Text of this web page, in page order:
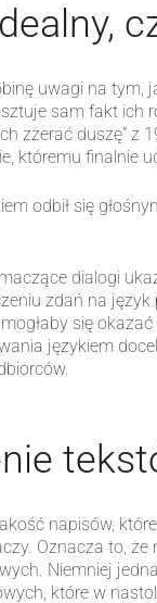
uwagi na tym,
sam fakt ich
zżerać duszę”
któremu finalnie
odbił się
dialogi
zdań na
się
językiem
napisów,
Oznacza to,
Niemniej
które w